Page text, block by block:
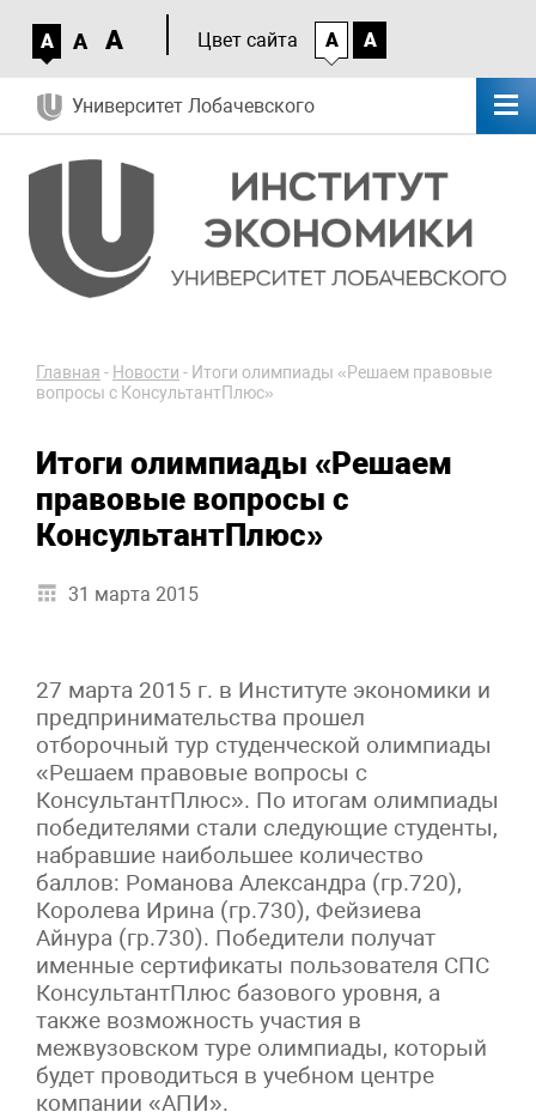
A A A Цвет сайта A A
Университет Лобачевского
Главная - Новости - Итоги олимпиады «Решаем правовые
вопросы с КонсультантПлюс»
Итоги олимпиады «Решаем
правовые вопросы с
КонсультантПлюс»
31 марта 2015
27 марта 2015 г. в Институте экономики и
предпринимательства прошел
отборочный тур студенческой олимпиады
«Решаем правовые вопросы с
КонсультантПлюс». По итогам олимпиады
победителями стали следующие студенты,
набравшие наибольшее количество
баллов: Романова Александра (гр.720),
Королева Ирина (гр.730), Фейзиева
Айнура (гр.730). Победители получат
именные сертификаты пользователя СПС
КонсультантПлюс базового уровня, а
также возможность участия в
межвузовском туре олимпиады, который
будет проводиться в учебном центре
компании «АПИ».